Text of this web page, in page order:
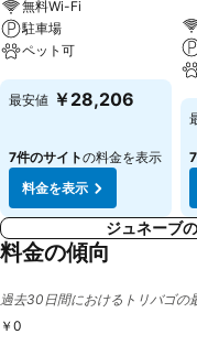
無料Wi-Fi
駐車場
ペット可
料金を表示
最安値 ￥28,206
7件のサイトの料金を表示
料金を表示
ジュネーブ
料金の傾向
過去30日間におけるトリバゴの
￥0